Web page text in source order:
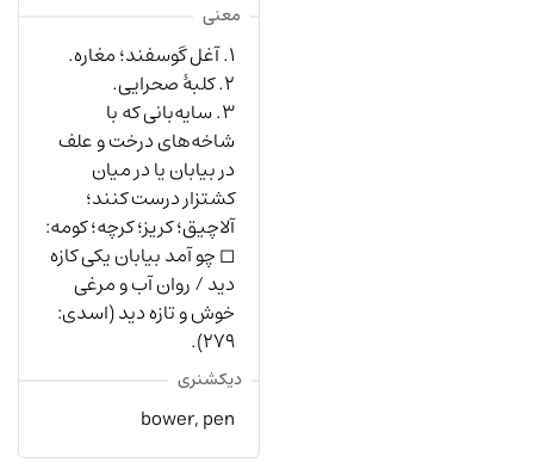
معنی
١. آغل گوسفند؛ مغاره.
٢. کلبۀ صحرایی.
٣. سایه‌بانی که با
شاخه‌های درخت و علف
در بیابان یا در میان
کشتزار درست کنند؛
آلاچیق؛ کریز؛ کرچه؛ کومه:
◻︎ چو آمد بیابان یکی کازه
دید / روان آب و مرغی
خوش و تازه دید (اسدی:
۲۷۹).
دیکشنری
bower, pen